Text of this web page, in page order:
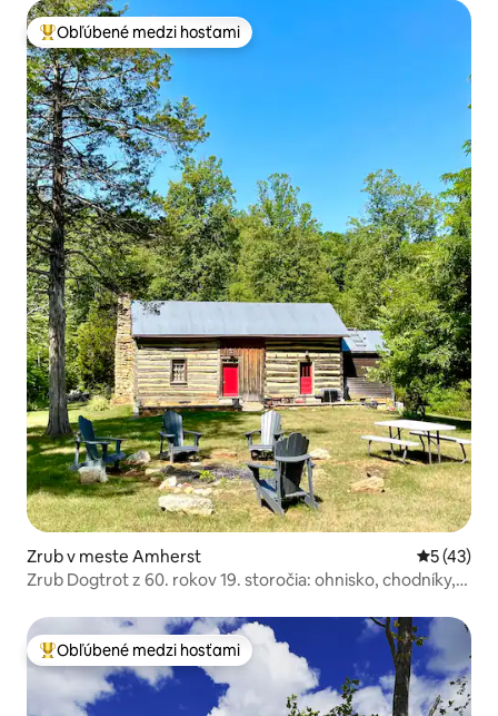
Najobľúbenejšie medzi hosťami
Obľúbené medzi hosťami
Zrub v meste Amherst
5 (43)
Zrub Dogtrot z 60. rokov 19. storočia: ohnisko, chodníky,
Najobľúbenejšie medzi hosťami
Obľúbené medzi hosťami